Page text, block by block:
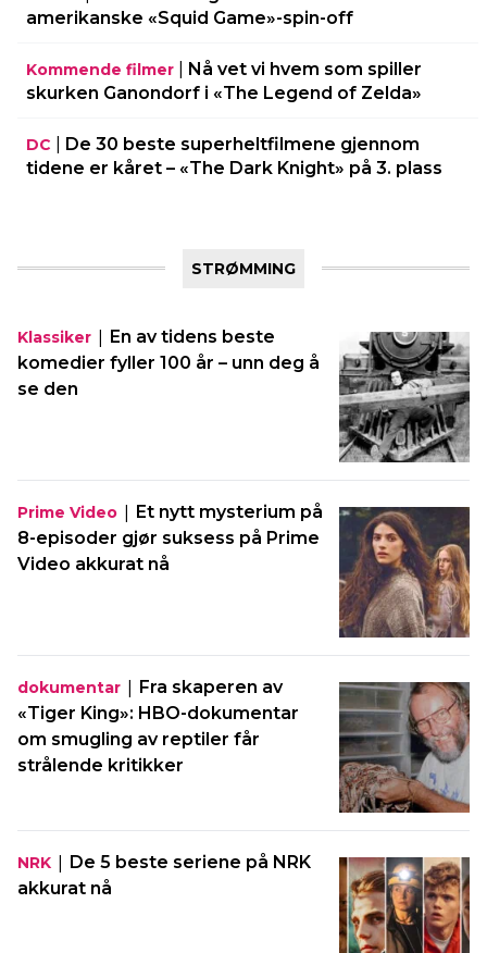
amerikanske «Squid Game»-spin-off
Kommende filmer
Nå vet vi hvem som spiller
skurken Ganondorf i «The Legend of Zelda»
DC
De 30 beste superheltfilmene gjennom
tidene er kåret – «The Dark Knight» på 3. plass
STRØMMING
Klassiker | En av tidens beste
komedier fyller 100 år – unn deg å
se den
Prime Video | Et nytt mysterium på
8-episoder gjør suksess på Prime
Video akkurat nå
dokumentar | Fra skaperen av
«Tiger King»: HBO-dokumentar
om smugling av reptiler får
strålende kritikker
NRK | De 5 beste seriene på NRK
akkurat nå